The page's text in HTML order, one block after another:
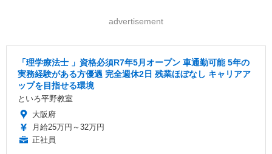
advertisement
「理学療法士 」資格必須R7年5月オープン 車通勤可能 5年の
実務経験がある方優遇 完全週休2日 残業ほぼなし キャリアア
ップを目指せる環境
といろ平野教室
大阪府
月給25万円～32万円
正社員